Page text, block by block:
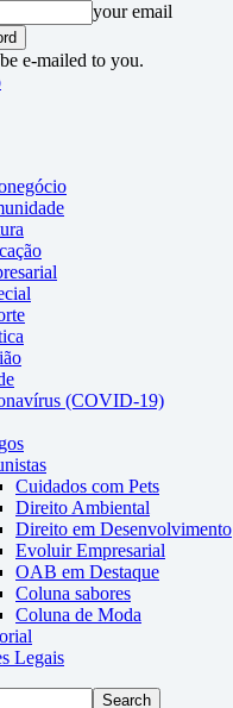
your email
e-mailed to you.
(COVID-19)
Cuidados com Pets
Direito Ambiental
Direito em Desenvolvimento
Evoluir Empresarial
OAB em Destaque
Coluna sabores
Coluna de Moda
Legais